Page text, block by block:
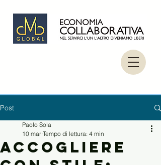
Post
Accogliere
Paolo Sola
10 mar Tempo di lettura: 4 min